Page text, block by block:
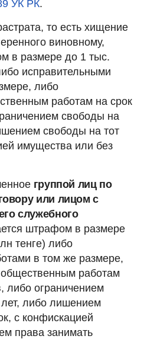
УК РК.
то есть хищение
виновному,
в размере до 1 тыс.
исправительными
либо
работам на срок
свободы на
свободы на тот
имущества или без
группой лиц по
или лицом с
служебного
штрафом в размере
тенге) либо
в том же размере,
работам
либо ограничением
либо лишением
с конфискацией
права занимать